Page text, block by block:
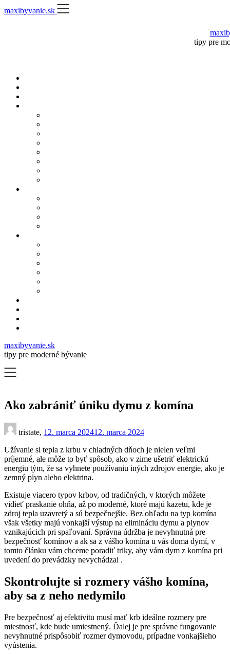
Skip
to
maxibyvanie.sk
tipy pre
maxibyvanie.sk
tipy pre moderné bývanie
Ako zabrániť úniku dymu z komína
tristate, 12. marca 202412. marca 2024
Užívanie si tepla z krbu v chladných dňoch je nielen veľmi
príjemné, ale môže to byť spôsob, ako v zime ušetriť elektrickú
energiu tým, že sa vyhnete používaniu iných zdrojov energie, ako je
zemný plyn alebo elektrina.
Existuje viacero typov krbov, od tradičných, v ktorých môžete
vidieť praskanie ohňa, až po moderné, ktoré majú kazetu, kde je
zdroj tepla uzavretý a sú bezpečnejšie. Bez ohľadu na typ komína
však všetky majú vonkajší výstup na elimináciu dymu a plynov
vznikajúcich pri spaľovaní. Správna údržba je nevyhnutná pre
bezpečnosť komínov a ak sa z vášho komína u vás doma dymí, v
tomto článku vám chceme poradiť triky, aby vám dym z komína pri
uvedení do prevádzky nevychádzal .
Skontrolujte si rozmery vášho komína,
aby sa z neho nedymilo
Pre bezpečnosť aj efektivitu musí mať krb ideálne rozmery pre
miestnosť, kde bude umiestnený. Ďalej je pre správne fungovanie
nevyhnutné prispôsobiť rozmer dymovodu, prípadne vonkajšieho
vyústenia.